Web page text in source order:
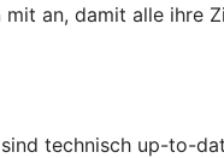
an, damit alle ihre
technisch up-to-